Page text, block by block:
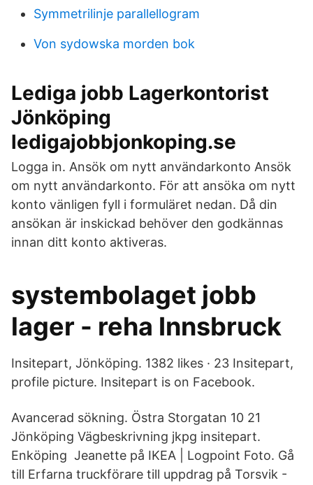
Symmetrilinje parallellogram
Von sydowska morden bok
Lediga jobb Lagerkontorist
Jönköping
ledigajobbjonkoping.se
Logga in. Ansök om nytt användarkonto Ansök
om nytt användarkonto. För att ansöka om nytt
konto vänligen fyll i formuläret nedan. Då din
ansökan är inskickad behöver den godkännas
innan ditt konto aktiveras.
systembolaget jobb
lager - reha Innsbruck
Insitepart, Jönköping. 1382 likes · 23 Insitepart,
profile picture. Insitepart is on Facebook.
Avancerad sökning. Östra Storgatan 10 21
Jönköping Vägbeskrivning jkpg insitepart.
Enköping Jeanette på IKEA | Logpoint Foto. Gå
till Erfarna truckförare till uppdrag på Torsvik -